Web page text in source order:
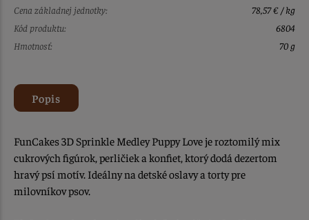
Cena základnej jednotky:
78,57 € / kg
Kód produktu:
6804
Hmotnosť:
70 g
Popis
FunCakes 3D Sprinkle Medley Puppy Love je roztomilý mix
cukrových figúrok, perličiek a konfiet, ktorý dodá dezertom
hravý psí motív. Ideálny na detské oslavy a torty pre
milovníkov psov.